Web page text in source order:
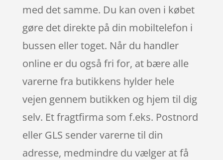
med det samme. Du kan oven i købet
gøre det direkte på din mobiltelefon i
bussen eller toget. Når du handler
online er du også fri for, at bære alle
varerne fra butikkens hylder hele
vejen gennem butikken og hjem til dig
selv. Et fragtfirma som f.eks. Postnord
eller GLS sender varerne til din
adresse, medmindre du vælger at få